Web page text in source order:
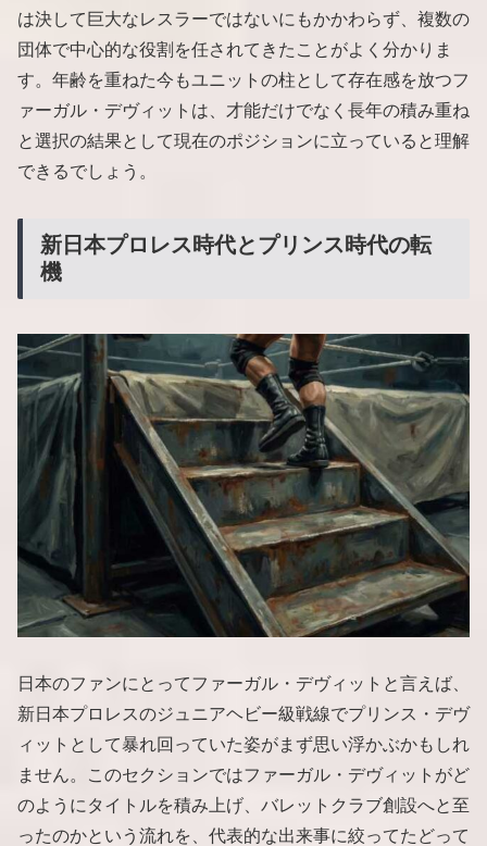
は決して巨大なレスラーではないにもかかわらず、複数の
団体で中心的な役割を任されてきたことがよく分かりま
す。年齢を重ねた今もユニットの柱として存在感を放つフ
ァーガル・デヴィットは、才能だけでなく長年の積み重ね
と選択の結果として現在のポジションに立っていると理解
できるでしょう。
新日本プロレス時代とプリンス時代の転
機
日本のファンにとってファーガル・デヴィットと言えば、
新日本プロレスのジュニアヘビー級戦線でプリンス・デヴ
ィットとして暴れ回っていた姿がまず思い浮かぶかもしれ
ません。このセクションではファーガル・デヴィットがど
のようにタイトルを積み上げ、バレットクラブ創設へと至
ったのかという流れを、代表的な出来事に絞ってたどって